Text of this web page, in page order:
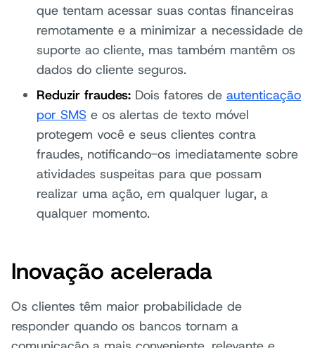
que tentam acessar suas contas financeiras
remotamente e a minimizar a necessidade de
suporte ao cliente, mas também mantêm os
dados do cliente seguros.
Reduzir fraudes: Dois fatores de autenticação
por SMS e os alertas de texto móvel
protegem você e seus clientes contra
fraudes, notificando-os imediatamente sobre
atividades suspeitas para que possam
realizar uma ação, em qualquer lugar, a
qualquer momento.
Inovação acelerada
Os clientes têm maior probabilidade de
responder quando os bancos tornam a